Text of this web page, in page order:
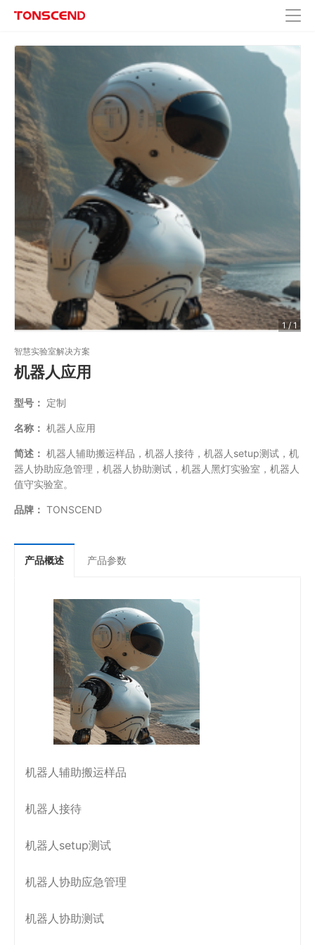
1 / 1
智慧实验室解决方案
机器人应用
型号： 定制
名称： 机器人应用
简述： 机器人辅助搬运样品，机器人接待，机器人setup测试，机
器人协助应急管理，机器人协助测试，机器人黑灯实验室，机器人
值守实验室。
品牌： TONSCEND
产品概述 产品参数
机器人辅助搬运样品
机器人接待
机器人setup测试
机器人协助应急管理
机器人协助测试